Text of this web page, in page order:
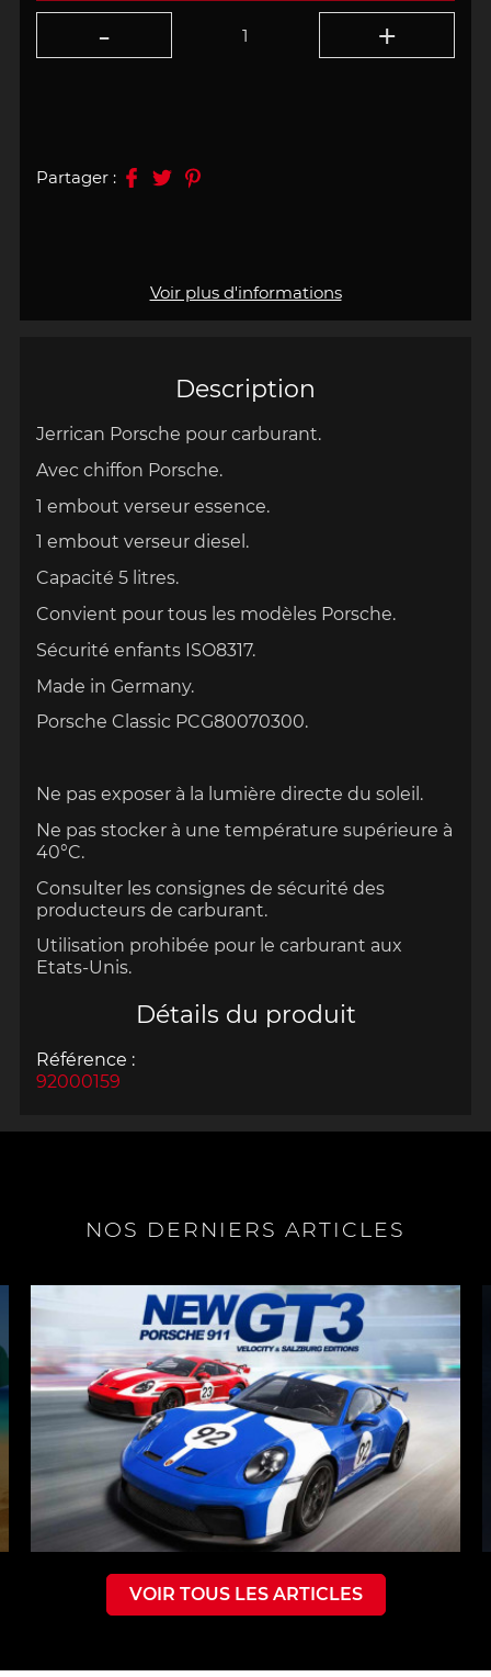
Description
Jerrican Porsche pour carburant.
Avec chiffon Porsche.
1 embout verseur essence.
1 embout verseur diesel.
Capacité 5 litres.
Convient pour tous les modèles Porsche.
Sécurité enfants ISO8317.
Made in Germany.
Porsche Classic PCG80070300.
Ne pas exposer à la lumière directe du soleil.
Ne pas stocker à une température supérieure à
40°C.
Consulter les consignes de sécurité des
producteurs de carburant.
Utilisation prohibée pour le carburant aux
Etats-Unis.
Détails du produit
Référence :
92000159
Voir plus d'informations
Partager :
NOS DERNIERS ARTICLES
VOIR TOUS LES ARTICLES